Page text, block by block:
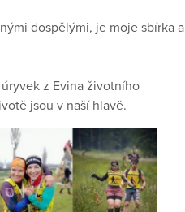
dospělými, je moje sbírka a
z Evina životního
jsou v naší hlavě.